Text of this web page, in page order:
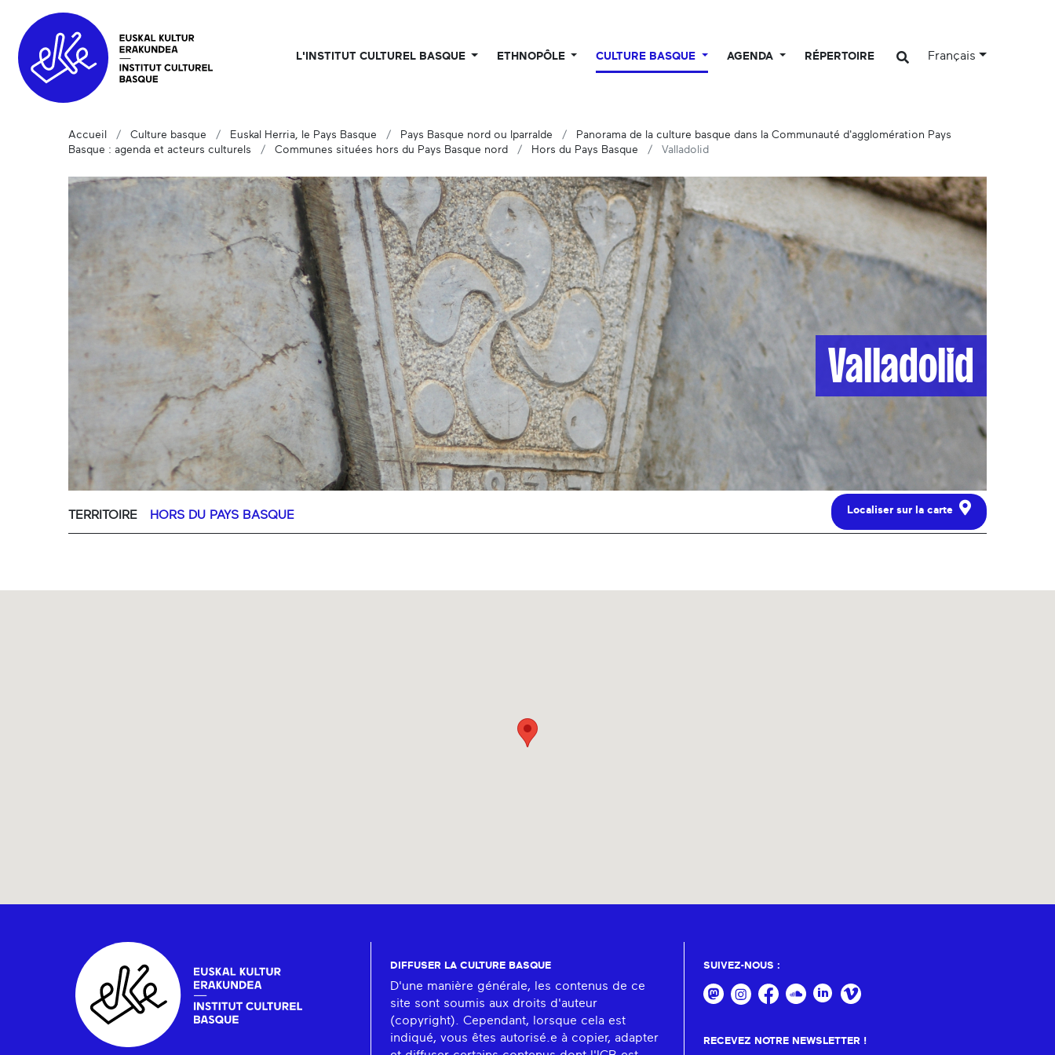
L'INSTITUT CULTUREL BASQUE ETHNOPÔLE CULTURE BASQUE AGENDA RÉPERTOIRE Français
Accueil Culture basque Euskal Herria, le Pays Basque Pays Basque nord ou Iparralde
Panorama de la culture basque dans la Communauté d'agglomération Pays
Basque : agenda et acteurs culturels
Communes situées hors du Pays Basque nord Hors du Pays Basque Valladolid
Valladolid
TERRITOIRE HORS DU PAYS BASQUE Localiser sur la carte
DIFFUSER LA CULTURE BASQUE
D'une manière générale, les contenus de ce
site sont soumis aux droits d'auteur
(copyright). Cependant, lorsque cela est
indiqué, vous êtes autorisé.e à copier, adapter
SUIVEZ-NOUS :
RECEVEZ NOTRE NEWSLETTER !